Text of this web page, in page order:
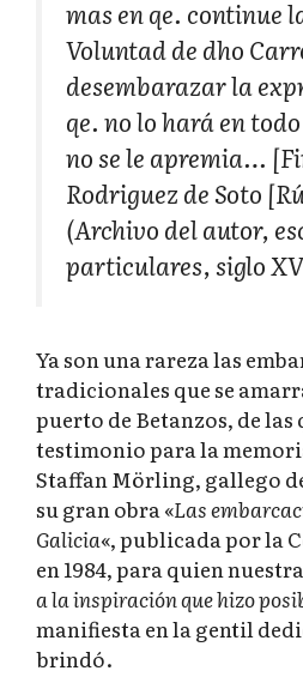
mas en qe. continue
Voluntad de dho
desembarazar la
qe. no lo hará en
no se le apremia…
Rodriguez de Soto
(Archivo del autor,
particulares, siglo
Ya son una rareza las
tradicionales que se
puerto de Betanzos, de las
testimonio para la
Staffan Mörling, gallego
su gran obra «Las
Galicia«, publicada por la
en 1984, para quien
a la inspiración que hizo
manifiesta en la gentil
brindó.